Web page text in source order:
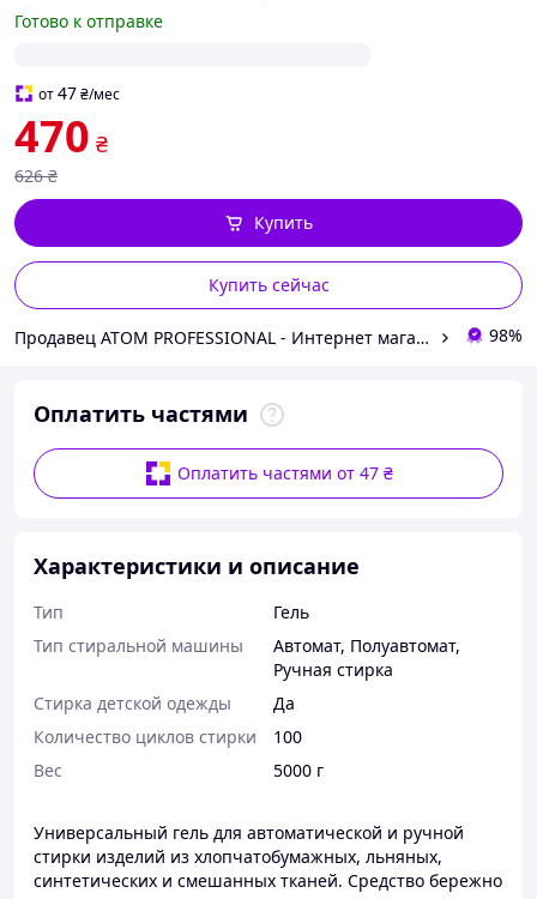
Готово к отправке
от47₴/мес
470 ₴
626 ₴
Купить сейчас
Купить
Продавец ATOM PROFESSIONAL - Интернет магазин автохимии 98%
Оплатить частями
Оплатить частями от 47 ₴
Характеристики и описание
Тип
Гель
Тип стиральной машины
Автомат, Полуавтомат,
Ручная стирка
Стирка детской одежды
Да
Количество циклов стирки
100
Вес
5000 г
Универсальный гель для автоматической и ручной
стирки изделий из хлопчатобумажных, льняных,
синтетических и смешанных тканей. Средство бережно